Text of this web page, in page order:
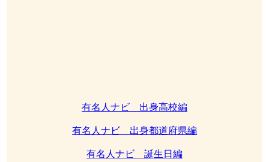
有名人ナビ 出身高校編
有名人ナビ 出身都道府県編
有名人ナビ 誕生日編